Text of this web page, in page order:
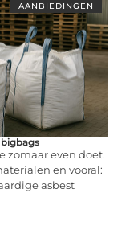
AANBIEDINGEN
zomaar even doet.
en vooral:
asbest